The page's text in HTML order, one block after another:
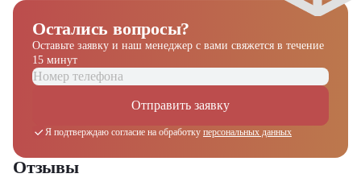
Остались вопросы?
Оставьте заявку и наш менеджер с вами свяжется в течение
15 минут
Отправить заявку
Я подтверждаю согласие на обработку персональных данных
Отзывы